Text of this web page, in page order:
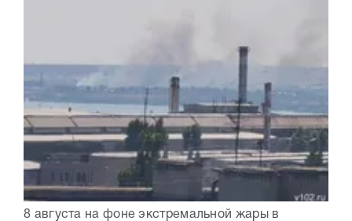
8 августа на фоне экстремальной жары в